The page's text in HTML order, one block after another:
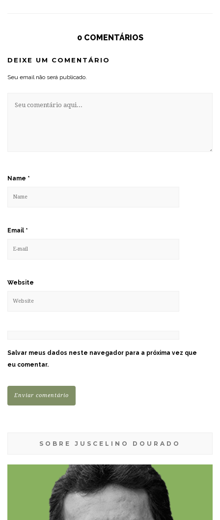
0 COMENTÁRIOS
DEIXE UM COMENTÁRIO
Seu email não será publicado.
Name *
Email *
Website
Salvar meus dados neste navegador para a próxima vez que
eu comentar.
SOBRE JUSCELINO DOURADO